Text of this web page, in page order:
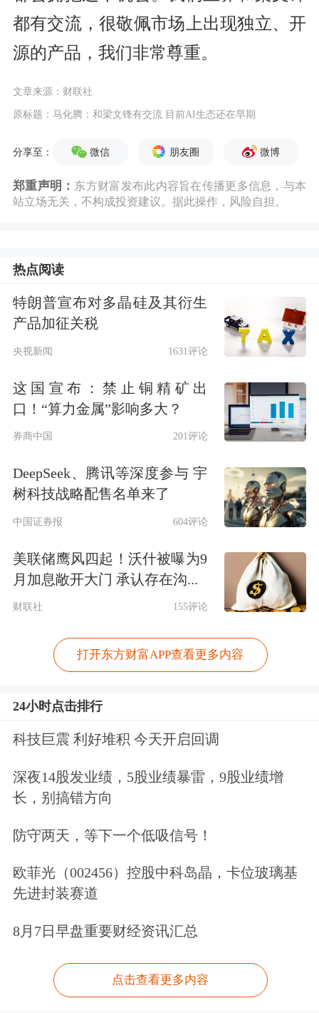
都有交流，很敬佩市场上出现独立、开
源的产品，我们非常尊重。
文章来源：财联社
原标题：马化腾：和梁文锋有交流 目前AI生态还在早期
分享至： 微信 朋友圈 微博
郑重声明： 东方财富发布此内容旨在传播更多信息，与本
站立场无关，不构成投资建议。据此操作，风险自担。
热点阅读
特朗普宣布对多晶硅及其衍生
产品加征关税
央视新闻 1631评论
这国宣布：禁止铜精矿出
口！“算力金属”影响多大？
券商中国 201评论
DeepSeek、腾讯等深度参与 宇
树科技战略配售名单来了
中国证券报 604评论
美联储鹰风四起！沃什被曝为9
月加息敞开大门 承认存在沟...
财联社 155评论
打开东方财富APP查看更多内容
24小时点击排行
科技巨震 利好堆积 今天开启回调
深夜14股发业绩，5股业绩暴雷，9股业绩增
长，别搞错方向
防守两天，等下一个低吸信号！
欧菲光（002456）控股中科岛晶，卡位玻璃基
先进封装赛道
8月7日早盘重要财经资讯汇总
点击查看更多内容